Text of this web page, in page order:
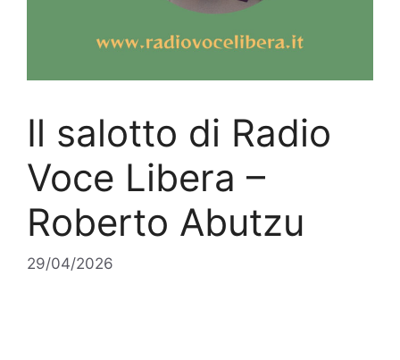
Il salotto di Radio
Voce Libera –
Roberto Abutzu
29/04/2026